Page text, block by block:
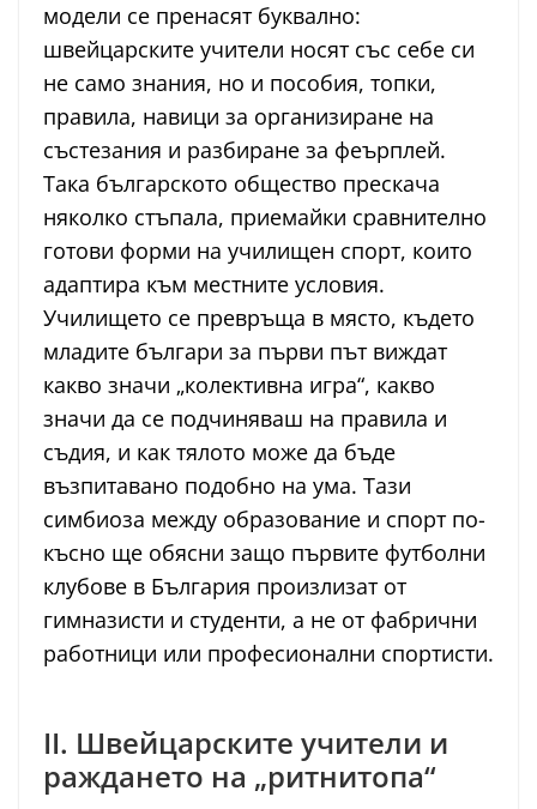
модели се пренасят буквално:
швейцарските учители носят със себе си
не само знания, но и пособия, топки,
правила, навици за организиране на
състезания и разбиране за феърплей.
Така българското общество прескача
няколко стъпала, приемайки сравнително
готови форми на училищен спорт, които
адаптира към местните условия.
Училището се превръща в място, където
младите българи за първи път виждат
какво значи „колективна игра“, какво
значи да се подчиняваш на правила и
съдия, и как тялото може да бъде
възпитавано подобно на ума. Тази
симбиоза между образование и спорт по-
късно ще обясни защо първите футболни
клубове в България произлизат от
гимназисти и студенти, а не от фабрични
работници или професионални спортисти.
II. Швейцарските учители и
раждането на „ритнитопа“